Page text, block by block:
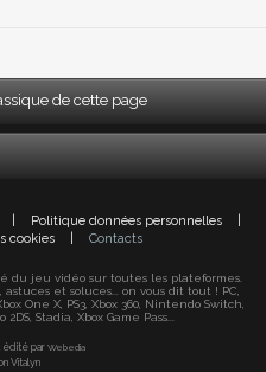
de cette page
Politique données personnelles
cookies Contacts
du jeu vidéo sur toutes les plateformes.
et soluces... on vous dit tout ! PC,
One X, PS3, Xbox 360, Nintendo Switch,
Stadia, Xbox Game Pass...
édité par Webedia
Vitalyn